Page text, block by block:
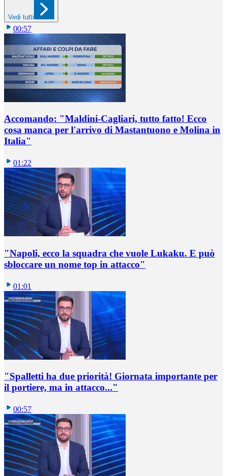
Vedi tutti
00:57
Accomando: "Maldini-Cagliari, tutto fatto! Ecco
cosa manca per l'arrivo di Mastantuono e Molina in
Italia"
01:22
"Napoli, ecco la squadra che vuole Lukaku. E può
sbloccare un nome top in attacco"
01:01
"Spalletti ha due priorità! Giornata importante per
il portiere, ma in attacco..."
00:57